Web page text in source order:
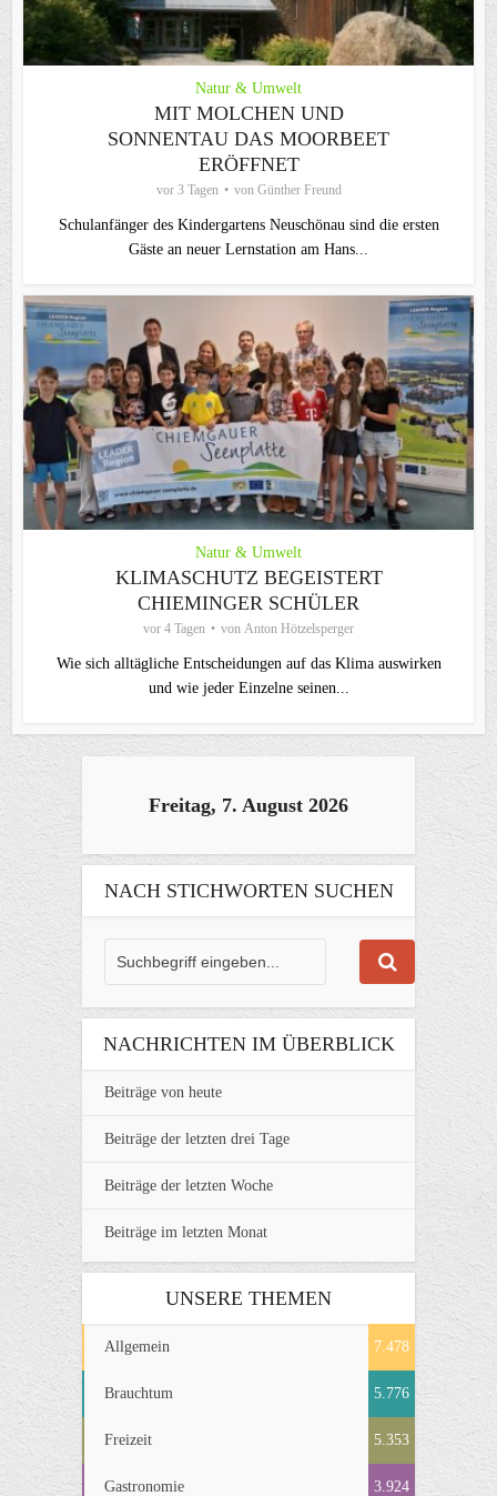
Natur & Umwelt
MIT MOLCHEN UND
SONNENTAU DAS MOORBEET
ERÖFFNET
vor 3 Tagen von Günther Freund
Schulanfänger des Kindergartens Neuschönau sind die ersten
Gäste an neuer Lernstation am Hans...
Natur & Umwelt
KLIMASCHUTZ BEGEISTERT
CHIEMINGER SCHÜLER
vor 4 Tagen von Anton Hötzelsperger
Wie sich alltägliche Entscheidungen auf das Klima auswirken
und wie jeder Einzelne seinen...
Freitag, 7. August 2026
NACH STICHWORTEN SUCHEN
NACHRICHTEN IM ÜBERBLICK
Beiträge von heute
Beiträge der letzten drei Tage
Beiträge der letzten Woche
Beiträge im letzten Monat
UNSERE THEMEN
Allgemein 7.478
Brauchtum 5.776
Freizeit 5.353
Gastronomie 3.924